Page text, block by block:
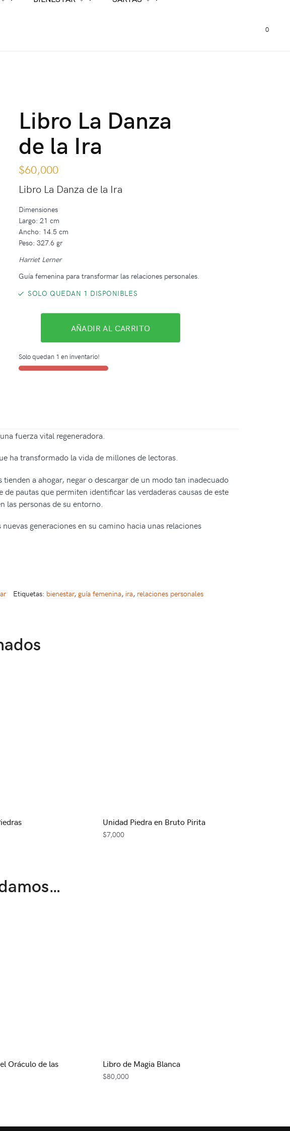
0
Libro La Danza
de la Ira
$60,000
Libro La Danza de la Ira
Dimensiones
Largo: 21 cm
Ancho: 14.5 cm
Peso: 327.6 gr
Harriet Lerner
Guía femenina para transformar las relaciones personales.
SOLO QUEDAN 1 DISPONIBLES
AÑADIR AL CARRITO
Solo quedan 1 en inventario!
fuerza vital regeneradora.
ha transformado la vida de millones de lectoras.
a ahogar, negar o descargar de un modo tan inadecuado
pautas que permiten identificar las verdaderas causas de este
las personas de su entorno.
generaciones en su camino hacia unas relaciones
Etiquetas: bienestar, guía femenina, ira, relaciones personales
Unidad Piedra en Bruto Pirita
$7,000
Oráculo de las
Libro de Magia Blanca
$80,000